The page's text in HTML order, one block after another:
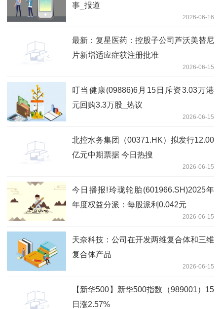
事_报道
2026-06-16
最新：复星医药：控股子公司芦沃美替尼
片新增适应症获注册批准
2026-06-15
叮当健康(09886)6月15日斥资3.03万港
元回购3.3万股_热议
2026-06-15
北控水务集团（00371.HK）拟发行12.00
亿元中期票据 今日热搜
2026-06-15
今日播报!玲珑轮胎(601966.SH)2025年
年度权益分派：每股派利0.042元
2026-06-15
天奈科技：公司在开发两维复合体和三维
复合体产品
2026-06-15
【新华500】新华500指数（989001）15
日涨2.57%